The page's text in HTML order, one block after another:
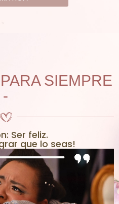
SIEMPRE
-
Ser feliz.
que lo seas!